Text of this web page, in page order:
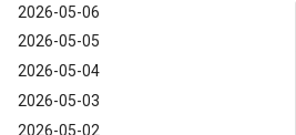
2026-05-06
2026-05-05
2026-05-04
2026-05-03
2026-05-02